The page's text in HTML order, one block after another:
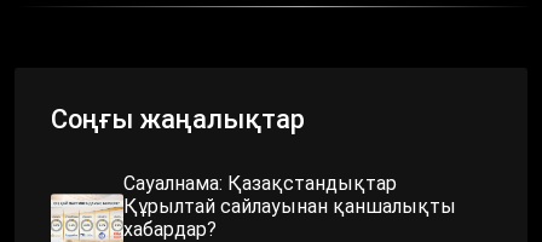
Соңғы жаңалықтар
Сауалнама: Қазақстандықтар
Құрылтай сайлауынан қаншалықты
хабардар?